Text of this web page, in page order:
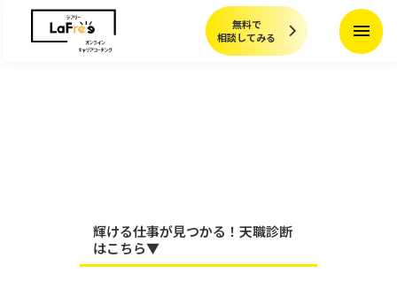
無料で
相談してみる
menu
輝ける仕事が見つかる！天職診断
はこちら▼